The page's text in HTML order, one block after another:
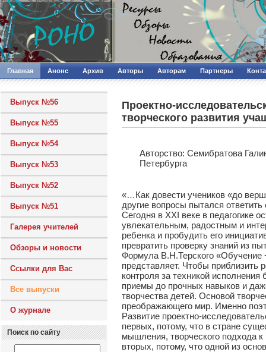
Главная Анонс Архив Авторы Авторам Партнеры
Выпуск №56
Выпуск №55
Выпуск №54
Выпуск №53
Выпуск №52
Выпуск №51
Галерея учителей
Обзоры и новости
Ссылки для Вас
Все выпуски
О журнале
Поиск по сайту
Проектно-
творческого развития
Авторcтво: Семибратова
Петербурга
«…Как довести учеников «до
другие вопросы пытался
Сегодня в XXI веке в педагогике
увлекательным, радостным и
ребенка и пробудить его
превратить проверку знаний из
Формула В.Н.Терского «Обучение
представляет. Чтобы приблизить
контроля за техникой
приемы до прочных навыков и
творчества детей. Основой
преображающего мир. Именно
Развитие проектно-
первых, потому, что в стране
мышления, творческого подхода
вторых, потому, что одной из